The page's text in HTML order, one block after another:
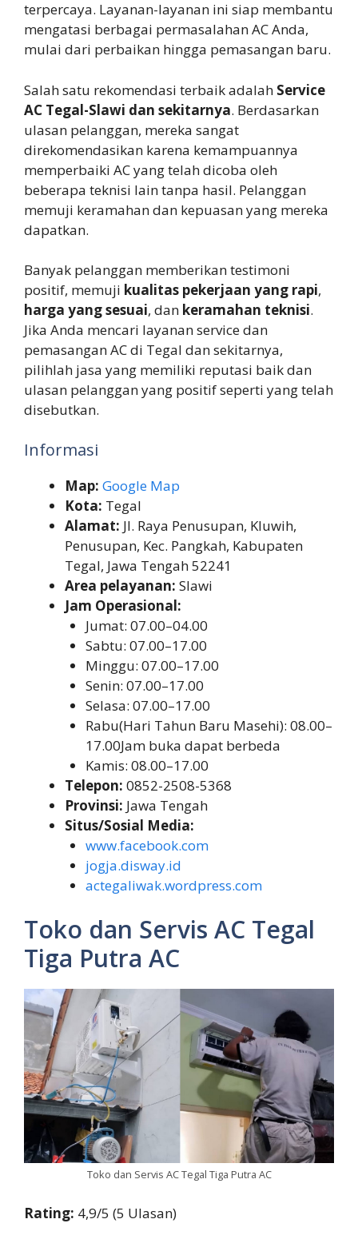
terpercaya. Layanan-layanan ini siap membantu
mengatasi berbagai permasalahan AC Anda,
mulai dari perbaikan hingga pemasangan baru.
Salah satu rekomendasi terbaik adalah Service
AC Tegal-Slawi dan sekitarnya. Berdasarkan
ulasan pelanggan, mereka sangat
direkomendasikan karena kemampuannya
memperbaiki AC yang telah dicoba oleh
beberapa teknisi lain tanpa hasil. Pelanggan
memuji keramahan dan kepuasan yang mereka
dapatkan.
Banyak pelanggan memberikan testimoni
positif, memuji kualitas pekerjaan yang rapi,
harga yang sesuai, dan keramahan teknisi.
Jika Anda mencari layanan service dan
pemasangan AC di Tegal dan sekitarnya,
pilihlah jasa yang memiliki reputasi baik dan
ulasan pelanggan yang positif seperti yang telah
disebutkan.
Informasi
Map: Google Map
Kota: Tegal
Alamat: Jl. Raya Penusupan, Kluwih,
Penusupan, Kec. Pangkah, Kabupaten
Tegal, Jawa Tengah 52241
Area pelayanan: Slawi
Jam Operasional:
Jumat: 07.00–04.00
Sabtu: 07.00–17.00
Minggu: 07.00–17.00
Senin: 07.00–17.00
Selasa: 07.00–17.00
Rabu(Hari Tahun Baru Masehi): 08.00–
17.00Jam buka dapat berbeda
Kamis: 08.00–17.00
Telepon: 0852-2508-5368
Provinsi: Jawa Tengah
Situs/Sosial Media:
www.facebook.com
jogja.disway.id
actegaliwak.wordpress.com
Toko dan Servis AC Tegal
Tiga Putra AC
Toko dan Servis AC Tegal Tiga Putra AC
Rating: 4,9/5 (5 Ulasan)